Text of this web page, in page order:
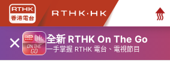
× 全新 RTHK On The Go
一手掌握 RTHK 電台、電視節目